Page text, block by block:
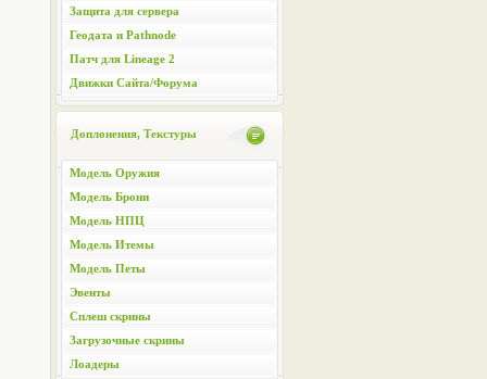
Защита для сервера
Геодата и Pathnode
Патч для Lineage 2
Движки Сайта/Форума
Доплонения, Текстуры
Модель Оружия
Модель Брони
Модель НПЦ
Модель Итемы
Модель Петы
Эвенты
Сплеш скрины
Загрузочные скрины
Лоадеры